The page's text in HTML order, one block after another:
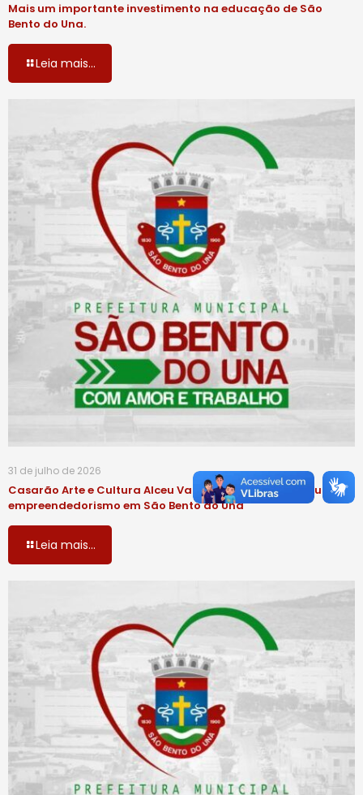
Mais um importante investimento na educação de São
Bento do Una.
Leia mais...
31 de julho de 2026
Casarão Arte e Cultura Alceu Valença fortalece a cultura e o
empreendedorismo em São Bento do Una
Leia mais...